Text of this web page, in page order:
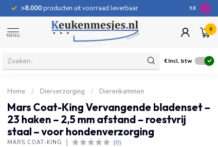
>8.000producten uit voorraad leverbaar 100
9.8
MENU
0
€Incl. btw
Home / Dierverzorging / Dierenkammen
Mars Coat-King Vervangende bladenset –
23 haken – 2,5 mm afstand – roestvrij
staal – voor hondenverzorging
MARS COAT-KING (0)